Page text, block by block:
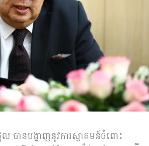
បានបង្ហាញនូវការស្វាគមន៍ចំពោះ